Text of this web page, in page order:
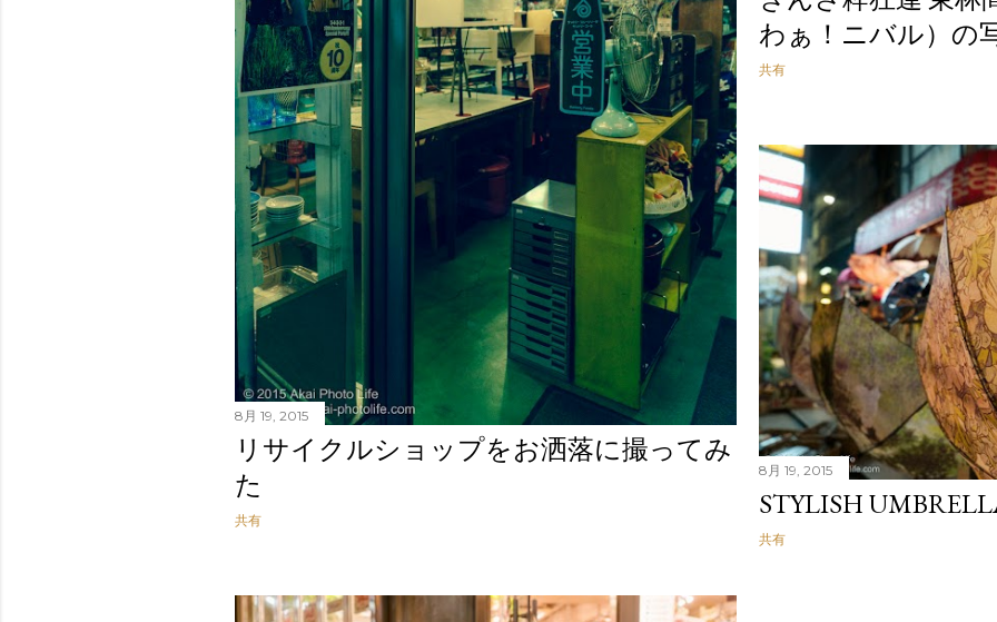
わぁ！ニバル）の
共有
8月 19, 2015
リサイクルショップをお洒落に撮ってみ
た
共有
8月 19, 2015
STYLISH
共有